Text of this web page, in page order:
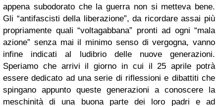
appena subodorato che la guerra non si metteva bene.
Gli “antifascisti della liberazione”, da ricordare assai più
propriamente quali “voltagabbana” pronti ad ogni “mala
azione” senza mai il minimo senso di vergogna, vanno
infine indicati al ludibrio delle nuove generazioni.
Speriamo che arrivi il giorno in cui il 25 aprile potrà
essere dedicato ad una serie di riflessioni e dibattiti che
spingano appunto queste generazioni a conoscere la
meschinità di una buona parte dei loro padri e ad